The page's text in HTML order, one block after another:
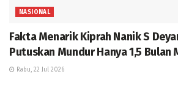
NASIONAL
Fakta Menarik Kiprah Nanik S
Putuskan Mundur Hanya 1,5 Bulan
Rabu, 22 Jul 2026